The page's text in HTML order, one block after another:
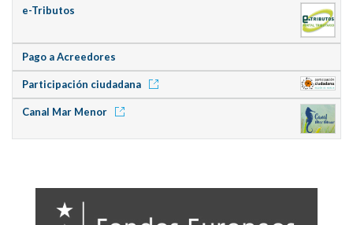
e-Tributos
Pago a Acreedores
Participación ciudadana
Canal Mar Menor